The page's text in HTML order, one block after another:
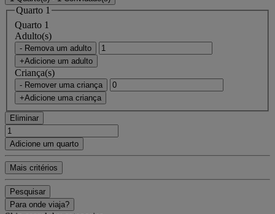
Quarto 1
Quarto 1
Adulto(s)
- Remova um adulto
+Adicione um adulto
Criança(s)
- Remover uma criança
+Adicione uma criança
Eliminar
Adicione um quarto
Mais critérios
Pesquisar
Para onde viaja?